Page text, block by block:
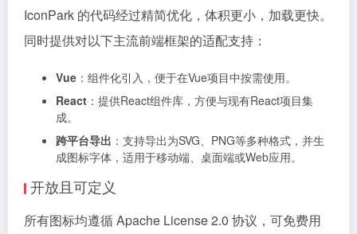
IconPark 的代码经过精简优化，体积更小，加载更快。
同时提供对以下主流前端框架的适配支持：
Vue ：组件化引入，便于在Vue项目中按需使用。
React ：提供React组件库，方便与现有React项目集
成。
跨平台导出 ：支持导出为SVG、PNG等多种格式，并生
成图标字体，适用于移动端、桌面端或Web应用。
开放且可定义
所有图标均遵循 Apache License 2.0 协议，可免费用